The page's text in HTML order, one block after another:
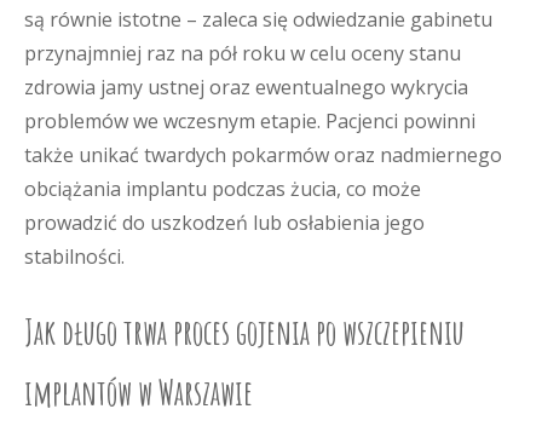
są równie istotne – zaleca się odwiedzanie gabinetu
przynajmniej raz na pół roku w celu oceny stanu
zdrowia jamy ustnej oraz ewentualnego wykrycia
problemów we wczesnym etapie. Pacjenci powinni
także unikać twardych pokarmów oraz nadmiernego
obciążania implantu podczas żucia, co może
prowadzić do uszkodzeń lub osłabienia jego
stabilności.
Jak długo trwa proces gojenia po wszczepieniu
implantów w Warszawie